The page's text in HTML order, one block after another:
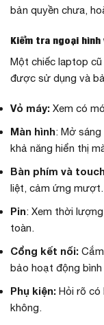
bản quyền chưa,
Kiểm tra ngoại hình
Một chiếc laptop
được sử dụng và
Vỏ máy: Xem có
Màn hình: Mở
khả năng hiển thị
Bàn phím và
liệt, cảm ứng mượt.
Pin: Xem thời
toàn.
Cổng kết nối:
bảo hoạt động
Phụ kiện: Hỏi rõ có
không.